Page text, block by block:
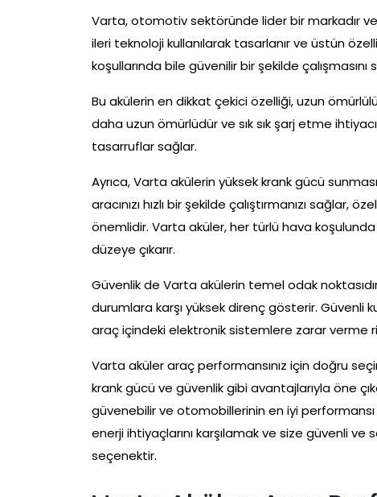
Varta, otomotiv sektöründe lider bir markadır
ileri teknoloji kullanılarak tasarlanır ve üstün
koşullarında bile güvenilir bir şekilde
Bu akülerin en dikkat çekici özelliği, uzun
daha uzun ömürlüdür ve sık sık şarj etme
tasarruflar sağlar.
Ayrıca, Varta akülerin yüksek krank gücü
aracınızı hızlı bir şekilde çalıştırmanızı
önemlidir. Varta aküler, her türlü hava
düzeye çıkarır.
Güvenlik de Varta akülerin temel odak
durumlara karşı yüksek direnç gösterir. Güvenli
araç içindeki elektronik sistemlere zarar verme
Varta aküler araç performansınız için doğru
krank gücü ve güvenlik gibi avantajlarıyla öne
güvenebilir ve otomobillerinin en iyi performansı
enerji ihtiyaçlarını karşılamak ve size güvenli
seçenektir.